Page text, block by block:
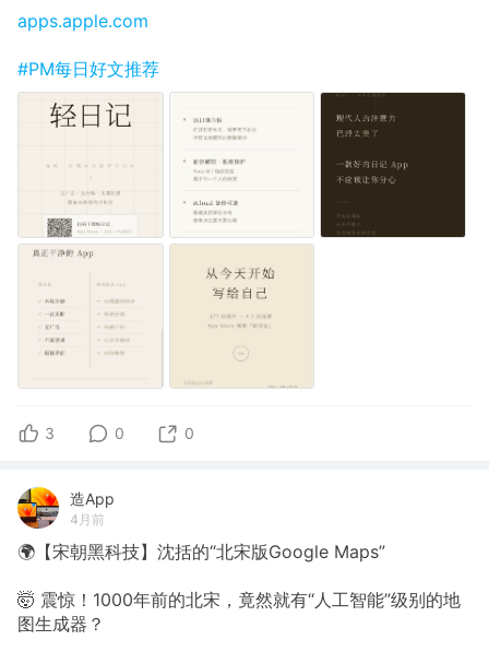
apps.apple.com
#PM每日好文推荐
3 0 0
造App
4月前
🌍【宋朝黑科技】沈括的“北宋版Google Maps”
🤯 震惊！1000年前的北宋，竟然就有“人工智能”级别的地
图生成器？